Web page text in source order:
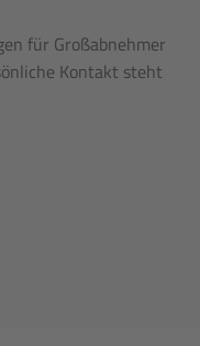
für Großabnehmer
Kontakt steht